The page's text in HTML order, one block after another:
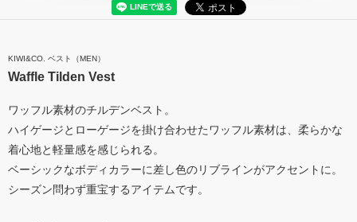
KIWI&CO. ベスト（MEN）
Waffle Tilden Vest
ワッフル素材のチルデンベスト。
ハイゲージとローゲージを掛け合わせたワッフル素材は、柔らかな
着心地と軽量感を感じられる。
ベーシックなボディカラーに差し色のリブラインがアクセントに。
シーズン問わず重宝するアイテムです。